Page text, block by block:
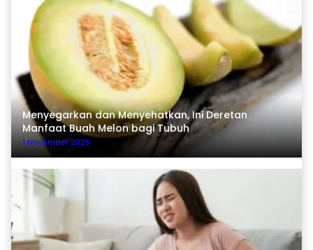
Menyegarkan dan Menyehatkan, Ini Deretan
Manfaat Buah Melon bagi Tubuh
1 November 2025